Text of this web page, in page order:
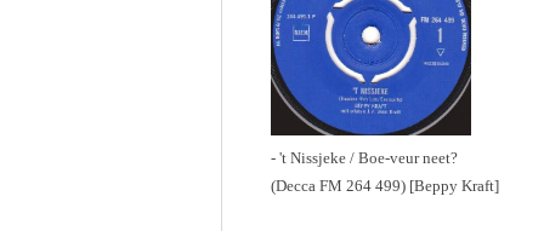
- 't Nissjeke / Boe-veur neet?
(Decca FM 264 499) [Beppy Kraft]